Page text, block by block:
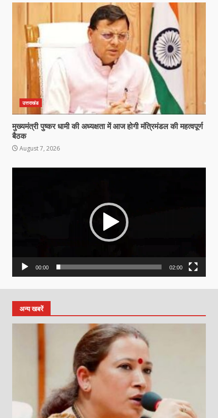
उत्तराखंड
मुख्यमंत्री पुष्कर धामी की अध्यक्षता में आज होगी मंत्रिमंडल की महत्वपूर्ण
बैठक
August 7, 2026
00:00 02:00
अन्य खबरें